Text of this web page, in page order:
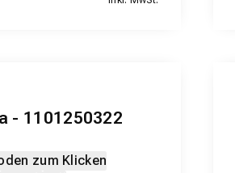
- 1101250322
zum Klicken